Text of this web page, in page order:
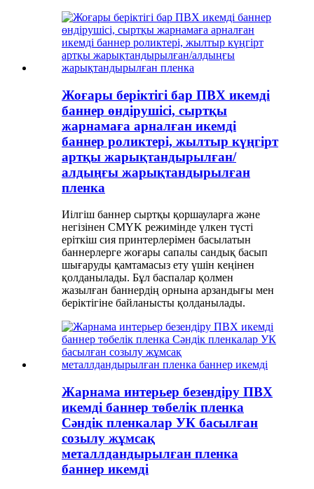
Жоғары беріктігі бар ПВХ икемді
баннер өндірушісі, сыртқы
жарнамаға арналған икемді
баннер роликтері, жылтыр күңгірт
артқы жарықтандырылған/
алдыңғы жарықтандырылған
пленка
Иілгіш баннер сыртқы қоршауларға және
негізінен CMYK режимінде үлкен түсті
еріткіш сия принтерлерімен басылатын
баннерлерге жоғары сапалы сандық басып
шығаруды қамтамасыз ету үшін кеңінен
қолданылады. Бұл баспалар қолмен
жазылған баннердің орнына арзандығы мен
беріктігіне байланысты қолданылады.
Жарнама интерьер безендіру ПВХ
икемді баннер төбелік пленка
Сәндік пленкалар УК басылған
созылу жұмсақ
металлдандырылған пленка
баннер икемді